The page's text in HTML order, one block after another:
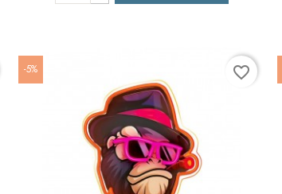
-5% favorite_border